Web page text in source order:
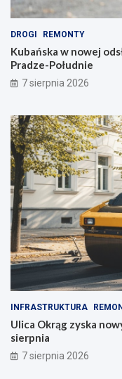
w
s
k
e
u
l
e
!
t
u
a
P
r
z
e
-
P
o
ł
u
d
n
i
e
DROGI REMONTY
Kubańska w nowej
Pradze-Południe
7 sierpnia 2026
INFRASTRUKTURA
Ulica Okrąg zyska
sierpnia
7 sierpnia 2026